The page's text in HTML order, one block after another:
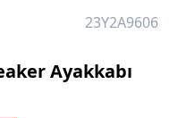
23Y2A9606
Ayakkabı